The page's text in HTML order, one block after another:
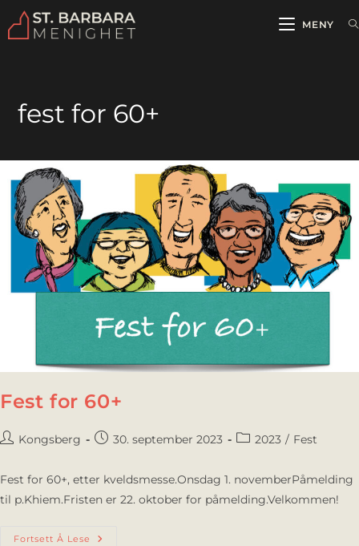
MENY
fest for 60+
Fest for 60+
Kongsberg 30. september 2023 2023 / Fest
Fest for 60+, etter kveldsmesse.Onsdag 1. novemberPåmelding
til p.Khiem.Fristen er 22. oktober for påmelding.Velkommen!
Fortsett Å Lese